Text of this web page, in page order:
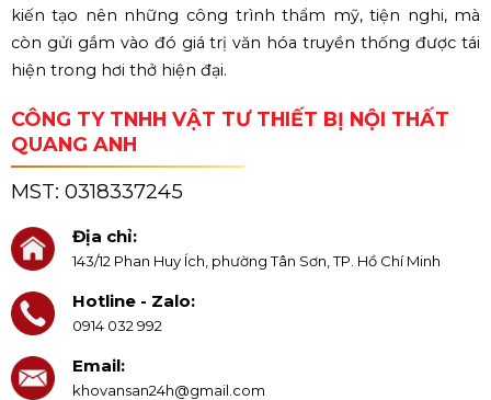
kiến tạo nên những công trình thẩm mỹ, tiện nghi, mà
còn gửi gắm vào đó giá trị văn hóa truyền thống được tái
hiện trong hơi thở hiện đại.
CÔNG TY TNHH VẬT TƯ THIẾT BỊ NỘI THẤT
QUANG ANH
MST: 0318337245
Địa chỉ:
143/12 Phan Huy Ích, phường Tân Sơn, TP. Hồ Chí Minh
Hotline - Zalo:
0914 032 992
Email:
khovansan24h@gmail.com